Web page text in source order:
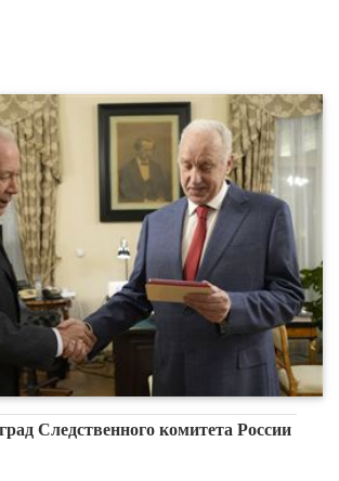
Следственного комитета России